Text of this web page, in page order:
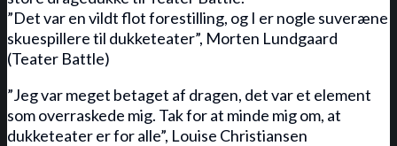
”Det var en vildt flot forestilling, og I er nogle suveræne
skuespillere til dukketeater”, Morten Lundgaard
(Teater Battle)
”Jeg var meget betaget af dragen, det var et element
som overraskede mig. Tak for at minde mig om, at
dukketeater er for alle”, Louise Christiansen